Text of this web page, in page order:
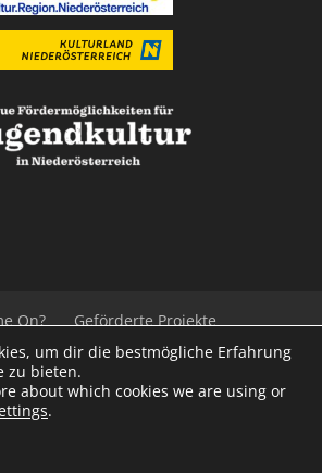
On?
Geförderte Projekte
Datenschutz
Links
Presse
Niederösterreich
um dir die bestmögliche Erfahrung
zu bieten.
about which cookies we are using or
.